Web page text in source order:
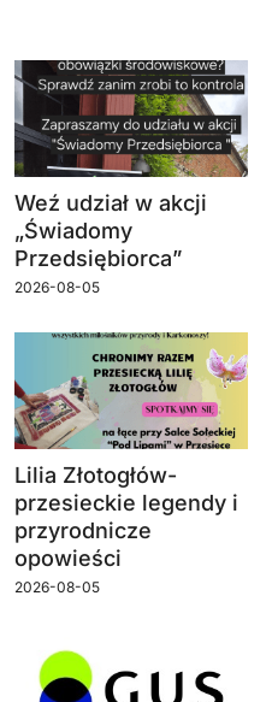
Weź udział w akcji
„Świadomy
Przedsiębiorca”
2026-08-05
Lilia Złotogłów-
przesieckie legendy i
przyrodnicze
opowieści
2026-08-05